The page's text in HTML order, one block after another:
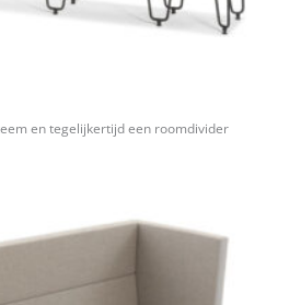
en tegelijkertijd een roomdivider